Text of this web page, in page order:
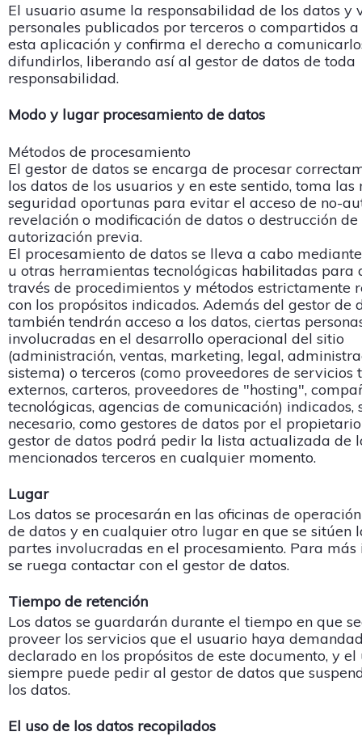
El usuario asume la responsabilidad de los datos y
personales publicados por terceros o compartidos
esta aplicación y confirma el derecho a
difundirlos, liberando así al gestor de datos de toda
responsabilidad.
Modo y lugar procesamiento de datos
Métodos de procesamiento
El gestor de datos se encarga de procesar
los datos de los usuarios y en este sentido, toma las
seguridad oportunas para evitar el acceso de no-
revelación o modificación de datos o destrucción de
autorización previa.
El procesamiento de datos se lleva a cabo
u otras herramientas tecnológicas habilitadas para
través de procedimientos y métodos estrictamente
con los propósitos indicados. Además del gestor de
también tendrán acceso a los datos, ciertas
involucradas en el desarrollo operacional del sitio
(administración, ventas, marketing, legal,
sistema) o terceros (como proveedores de servicios
externos, carteros, proveedores de "hosting",
tecnológicas, agencias de comunicación) indicados,
necesario, como gestores de datos por el
gestor de datos podrá pedir la lista actualizada de
mencionados terceros en cualquier momento.
Lugar
Los datos se procesarán en las oficinas de
de datos y en cualquier otro lugar en que se sitúen
partes involucradas en el procesamiento. Para más
se ruega contactar con el gestor de datos.
Tiempo de retención
Los datos se guardarán durante el tiempo en que
proveer los servicios que el usuario haya
declarado en los propósitos de este documento, y el
siempre puede pedir al gestor de datos que
los datos.
El uso de los datos recopilados